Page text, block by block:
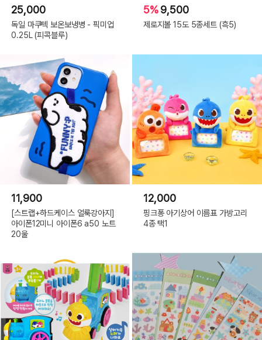
25,000
독일 마쿠텍 보온보냉병 - 픽미업
0.25L (피콕블루)
5%9,500
제로지볼 15도 5종세트 (흑5)
11,900
[스트랩+하드케이스 얼룩강아지]
아이폰12미니 아이폰6 a50 노트
20울
12,000
핑크퐁 아기상어 이름표 가방고리
4종 택1